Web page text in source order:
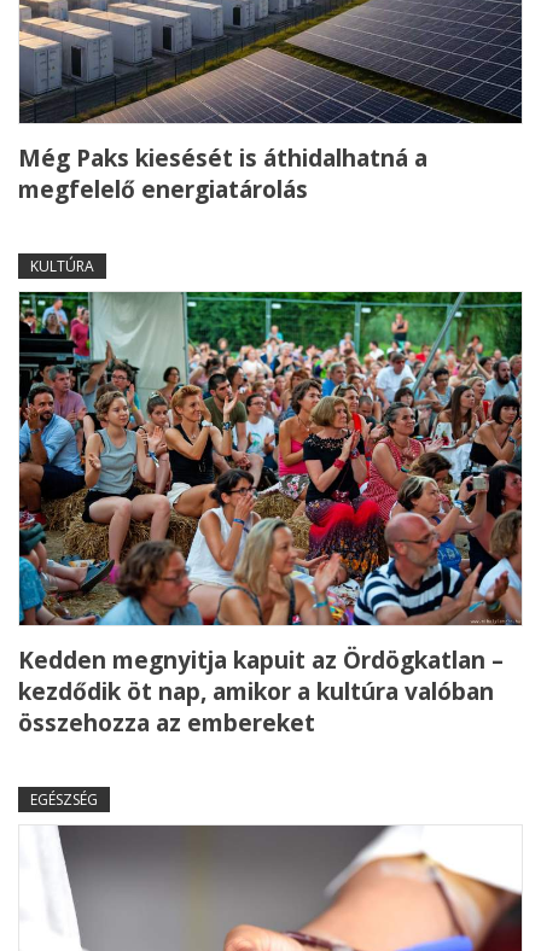
Még Paks kiesését is áthidalhatná a
megfelelő energiatárolás
KULTÚRA
Kedden megnyitja kapuit az Ördögkatlan –
kezdődik öt nap, amikor a kultúra valóban
összehozza az embereket
EGÉSZSÉG